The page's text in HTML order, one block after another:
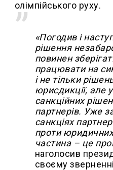
олімпійського руху.
«Погодив і
рішення
повинен
працювати на
і не тільки
юрисдикції, але
санкційних
партнерів. Уже
санкціях
проти юридичних
частина – це
наголосив
своєму